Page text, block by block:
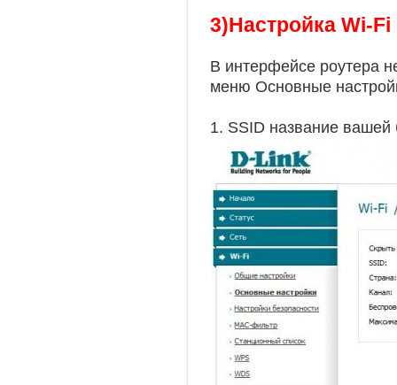
3)Настройка Wi-Fi
В интерфейсе роутера
меню Основные
1. SSID название